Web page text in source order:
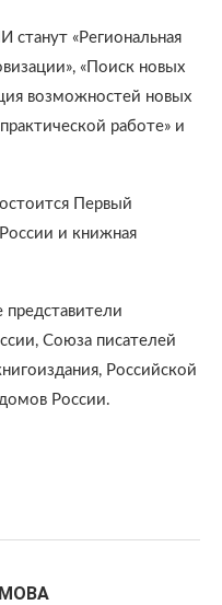
«Региональная
«Поиск новых
возможностей новых
работе» и
Первый
и книжная
представители
Союза писателей
Российской
России.